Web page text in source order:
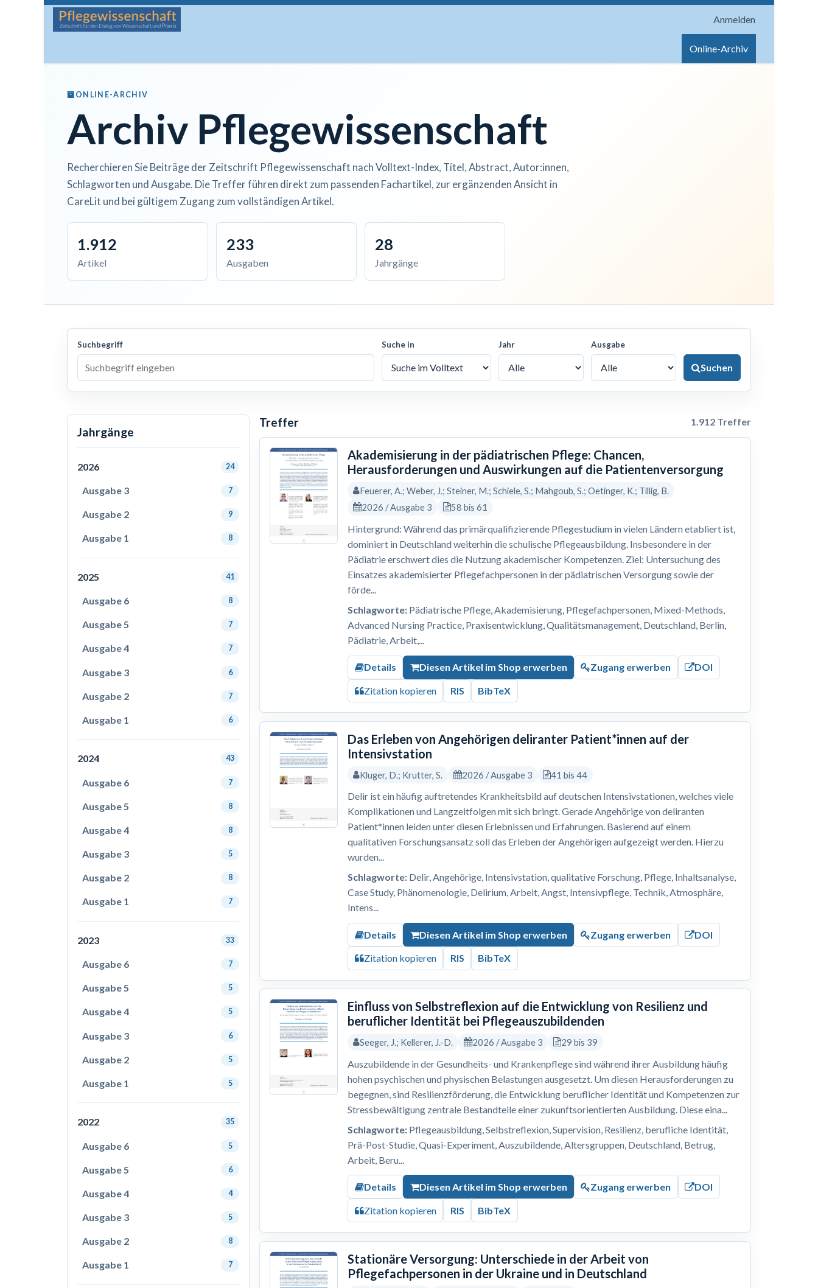
Zum Inhalt springen
Anmelden
Online-Archiv
ONLINE-ARCHIV
Archiv Pflegewissenschaft
Recherchieren Sie Beiträge der Zeitschrift Pflegewissenschaft nach Volltext-Index, Titel, Abstract, Autor:innen,
Schlagworten und Ausgabe. Die Treffer führen direkt zum passenden Fachartikel, zur ergänzenden Ansicht in
CareLit und bei gültigem Zugang zum vollständigen Artikel.
1.912
Artikel
233
Ausgaben
28
Jahrgänge
Suchbegriff Suche in Jahr Ausgabe
Suchen
Jahrgänge
2026 24
Ausgabe 3 7
Ausgabe 2 9
Ausgabe 1 8
2025 41
Ausgabe 6 8
Ausgabe 5 7
Ausgabe 4 7
Ausgabe 3 6
Ausgabe 2 7
Ausgabe 1 6
2024 43
Ausgabe 6 7
Ausgabe 5 8
Ausgabe 4 8
Ausgabe 3 5
Ausgabe 2 8
Ausgabe 1 7
2023 33
Ausgabe 6 7
Ausgabe 5 5
Ausgabe 4 5
Ausgabe 3 6
Ausgabe 2 5
Ausgabe 1 5
2022 35
Ausgabe 6 5
Ausgabe 5 6
Ausgabe 4 4
Ausgabe 3 5
Ausgabe 2 8
Ausgabe 1 7
Treffer 1.912 Treffer
Akademisierung in der pädiatrischen Pflege: Chancen,
Herausforderungen und Auswirkungen auf die Patientenversorgung
Feuerer, A.; Weber, J.; Steiner, M.; Schiele, S.; Mahgoub, S.; Oetinger, K.; Tillig, B.
2026 / Ausgabe 3
58 bis 61
Hintergrund: Während das primärqualifizierende Pflegestudium in vielen Ländern etabliert ist,
dominiert in Deutschland weiterhin die schulische Pflegeausbildung. Insbesondere in der
Pädiatrie erschwert dies die Nutzung akademischer Kompetenzen. Ziel: Untersuchung des
Einsatzes akademisierter Pflegefachpersonen in der pädiatrischen Versorgung sowie der
förde...
Schlagworte: Pädiatrische Pflege, Akademisierung, Pflegefachpersonen, Mixed-Methods,
Advanced Nursing Practice, Praxisentwicklung, Qualitätsmanagement, Deutschland, Berlin,
Pädiatrie, Arbeit,...
Details Diesen Artikel im Shop erwerben Zugang erwerben DOI
Zitation kopieren RIS BibTeX
Das Erleben von Angehörigen deliranter Patient*innen auf der
Intensivstation
Kluger, D.; Krutter, S. 2026 / Ausgabe 3 41 bis 44
Delir ist ein häufig auftretendes Krankheitsbild auf deutschen Intensivstationen, welches viele
Komplikationen und Langzeitfolgen mit sich bringt. Gerade Angehörige von deliranten
Patient*innen leiden unter diesen Erlebnissen und Erfahrungen. Basierend auf einem
qualitativen Forschungsansatz soll das Erleben der Angehörigen aufgezeigt werden. Hierzu
wurden...
Schlagworte: Delir, Angehörige, Intensivstation, qualitative Forschung, Pflege, Inhaltsanalyse,
Case Study, Phänomenologie, Delirium, Arbeit, Angst, Intensivpflege, Technik, Atmosphäre,
Intens...
Details Diesen Artikel im Shop erwerben Zugang erwerben DOI
Zitation kopieren RIS BibTeX
Einfluss von Selbstreflexion auf die Entwicklung von Resilienz und
beruflicher Identität bei Pflegeauszubildenden
Seeger, J.; Kellerer, J.-D. 2026 / Ausgabe 3 29 bis 39
Auszubildende in der Gesundheits- und Krankenpflege sind während ihrer Ausbildung häufig
hohen psychischen und physischen Belastungen ausgesetzt. Um diesen Herausforderungen zu
begegnen, sind Resilienzförderung, die Entwicklung beruflicher Identität und Kompetenzen zur
Stressbewältigung zentrale Bestandteile einer zukunftsorientierten Ausbildung. Diese eina...
Schlagworte: Pflegeausbildung, Selbstreflexion, Supervision, Resilienz, berufliche Identität,
Prä-Post-Studie, Quasi-Experiment, Auszubildende, Altersgruppen, Deutschland, Betrug,
Arbeit, Beru...
Details Diesen Artikel im Shop erwerben Zugang erwerben DOI
Zitation kopieren RIS BibTeX
Stationäre Versorgung: Unterschiede in der Arbeit von
Pflegefachpersonen in der Ukraine und in Deutschland